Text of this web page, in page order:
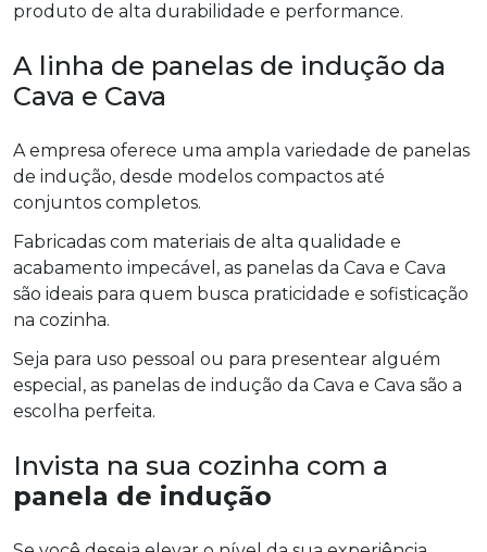
produto de alta durabilidade e performance.
A linha de panelas de indução da
Cava e Cava
A empresa oferece uma ampla variedade de panelas
de indução, desde modelos compactos até
conjuntos completos.
Fabricadas com materiais de alta qualidade e
acabamento impecável, as panelas da Cava e Cava
são ideais para quem busca praticidade e sofisticação
na cozinha.
Seja para uso pessoal ou para presentear alguém
especial, as panelas de indução da Cava e Cava são a
escolha perfeita.
Invista na sua cozinha com a
panela de indução